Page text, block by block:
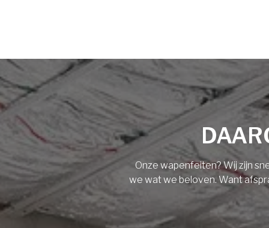
Dakisolatie
Gevelisolatie
Vorige Volgende
E-mail
Telefoonnummer
Onze wapenfeiten? Wij zijn
we wat we beloven. Want